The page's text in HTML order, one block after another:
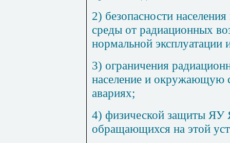
2) безопасности
среды от радиационных
нормальной эксплуатации
3) ограничения
население и окружающую
авариях;
4) физической защиты ЯУ
обращающихся на этой